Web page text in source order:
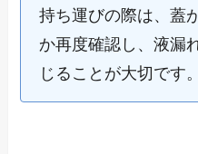
持ち運びの際は、蓋
か再度確認し、液漏
じることが大切です。